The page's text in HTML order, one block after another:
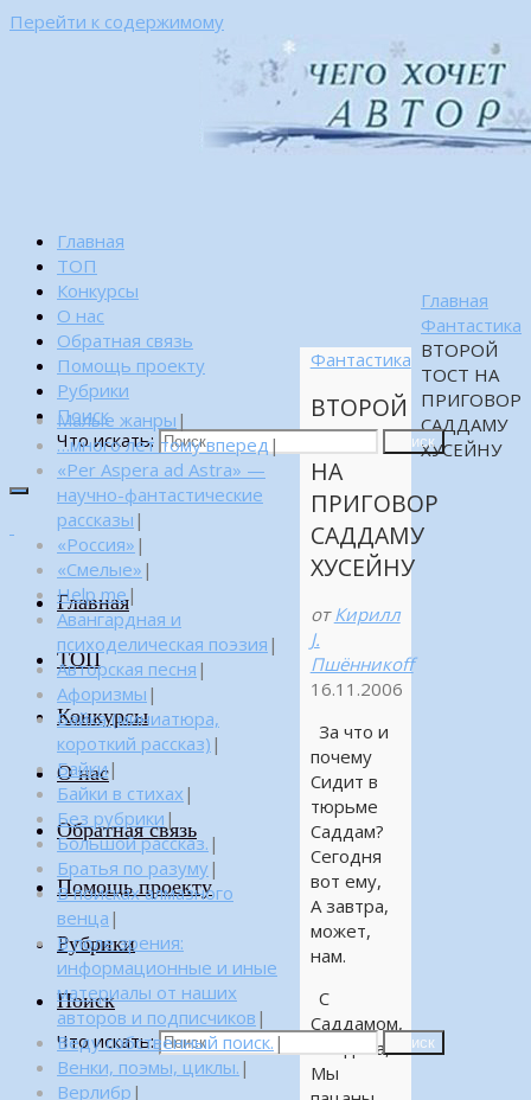
Перейти к содержимому
Главная
ТОП
Конкурсы
О нас
Обратная связь
Помощь проекту
Рубрики
Поиск
Что искать:
Поиск
Главная
ТОП
Конкурсы
О нас
Обратная связь
Помощь проекту
Рубрики
Поиск
Что искать: Поиск
Главная
Фантастика
ВТОРОЙ
ТОСТ НА
ПРИГОВОР
САДДАМУ
ХУСЕЙНУ
Фантастика
ВТОРОЙ
ТОСТ
НА
ПРИГОВОР
САДДАМУ
ХУСЕЙНУ
от Кирилл
J.
Пшённикоff
16.11.2006
За что и
почему
Сидит в
тюрьме
Саддам?
Сегодня
вот ему,
А завтра,
может,
нам.
С
Саддамом,
все дела,
Мы
Малые жанры |
…много лет тому вперед |
«Per Aspera ad Astra» —
научно-фантастические
рассказы |
«Россия» |
«Смелые» |
Help me|
Авангардная и
психоделическая поэзия |
Авторская песня |
Афоризмы |
Байка (миниатюра,
короткий рассказ) |
Байки|
Байки в стихах |
Без рубрики |
Большой рассказ. |
Братья по разуму|
В поисках алмазного
венца |
В поле зрения:
информационные и иные
материалы от наших
авторов и подписчиков |
Веду собственный поиск. |
Венки, поэмы, циклы. |
Верлибр |